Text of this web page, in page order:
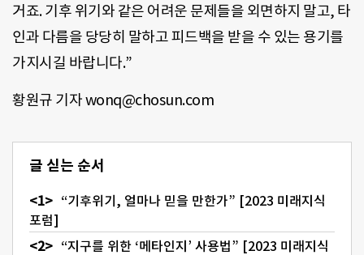
거죠. 기후 위기와 같은 어려운 문제들을 외면하지 말고, 타
인과 다름을 당당히 말하고 피드백을 받을 수 있는 용기를
가지시길 바랍니다.”
황원규 기자 wonq@chosun.com
글 싣는 순서
“기후위기, 얼마나 믿을 만한가” [2023 미래지식
포럼]
“지구를 위한 ‘메타인지’ 사용법” [2023 미래지식